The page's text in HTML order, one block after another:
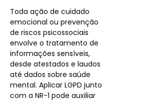
Toda ação de cuidado
emocional ou prevenção
de riscos psicossociais
envolve o tratamento de
informações sensíveis,
desde atestados e laudos
até dados sobre saúde
mental. Aplicar LGPD junto
com a NR-1 pode auxiliar